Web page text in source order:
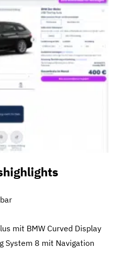
mit BMW Curved Display
System 8 mit Navigation